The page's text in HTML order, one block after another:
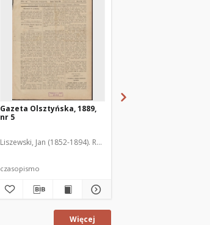
Gazeta Olsztyńska, 1889,
nr 5
Liszewski, Jan (1852-1894). Red.
czasopismo
Więcej